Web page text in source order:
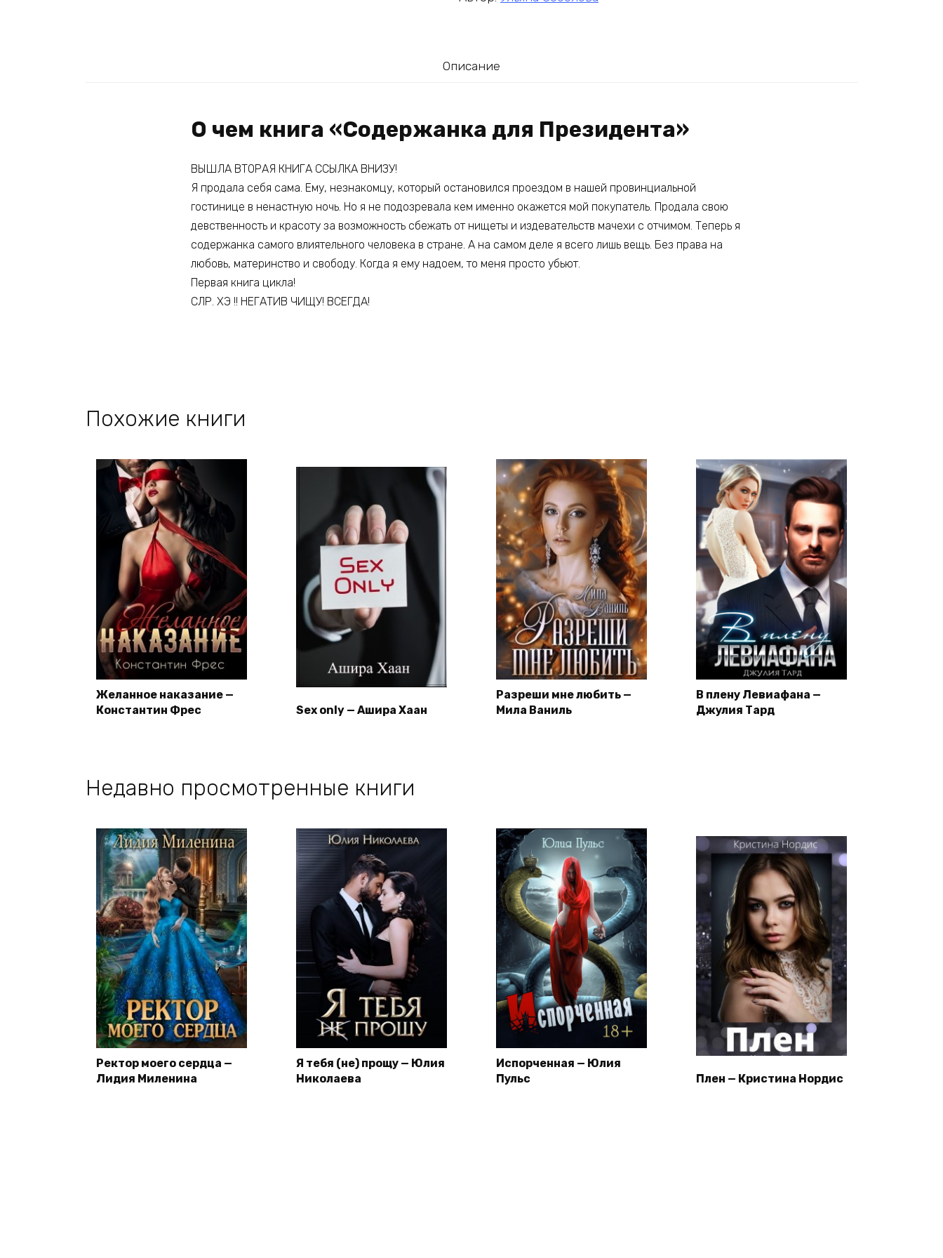
Описание
О чем книга «Содержанка для Президента»
ВЫШЛА ВТОРАЯ КНИГА ССЫЛКА ВНИЗУ!
Я продала себя сама. Ему, незнакомцу, который остановился проездом в нашей провинциальной
гостинице в ненастную ночь. Но я не подозревала кем именно окажется мой покупатель. Продала свою
девственность и красоту за возможность сбежать от нищеты и издевательств мачехи с отчимом. Теперь я
содержанка самого влиятельного человека в стране. А на самом деле я всего лишь вещь. Без права на
любовь, материнство и свободу. Когда я ему надоем, то меня просто убьют.
Первая книга цикла!
СЛР. ХЭ !! НЕГАТИВ ЧИЩУ! ВСЕГДА!
Похожие книги
Желанное наказание —
Константин Фрес
Sex only — Ашира Хаан
Разреши мне любить —
Мила Ваниль
В плену Левиафана —
Джулия Тард
Недавно просмотренные книги
Ректор моего сердца —
Лидия Миленина
Я тебя (не) прощу — Юлия
Николаева
Испорченная — Юлия
Пульс
Плен — Кристина Нордис